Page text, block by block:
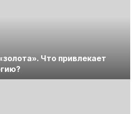
Что привлекает